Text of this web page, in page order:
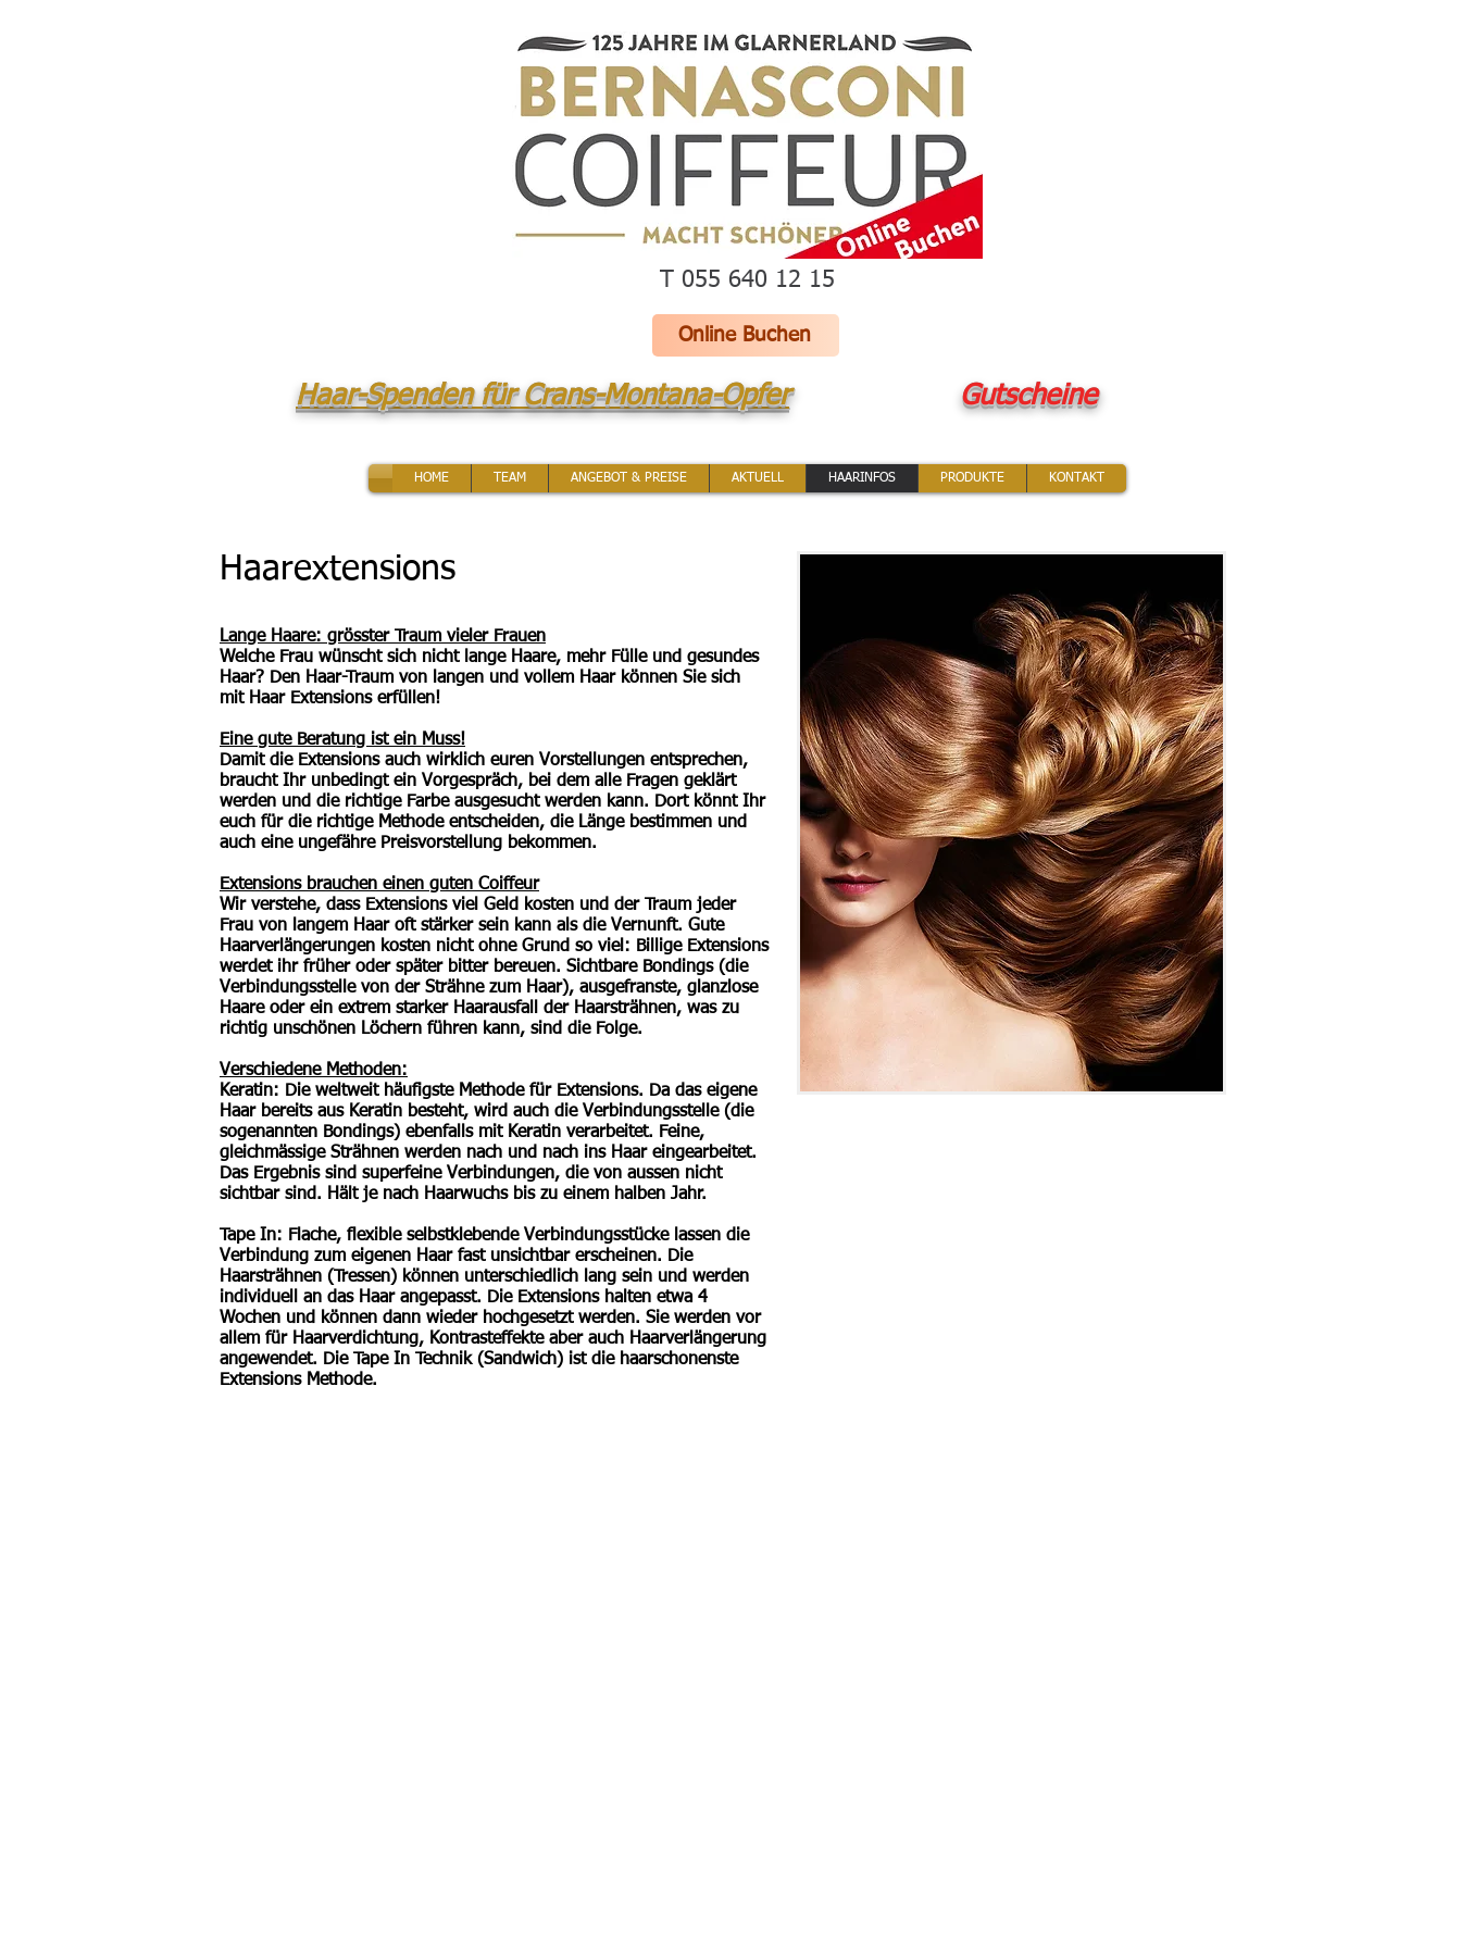
T 055 640 12 15
Online Buchen
Haar-Spenden für Crans-Montana-Opfer Gutscheine
HOME TEAM ANGEBOT & PREISE AKTUELL HAARINFOS PRODUKTE KONTAKT
Haarextensions
Lange Haare: grösster Traum vieler Frauen
Welche Frau wünscht sich nicht lange Haare, mehr Fülle und gesundes
Haar? Den Haar-Traum von langen und vollem Haar können Sie sich
mit Haar Extensions erfüllen!
Eine gute Beratung ist ein Muss!
Damit die Extensions auch wirklich euren Vorstellungen entsprechen,
braucht Ihr unbedingt ein Vorgespräch, bei dem alle Fragen geklärt
werden und die richtige Farbe ausgesucht werden kann. Dort könnt Ihr
euch für die richtige Methode entscheiden, die Länge bestimmen und
auch eine ungefähre Preisvorstellung bekommen.
Extensions brauchen einen guten Coiffeur
Wir verstehe, dass Extensions viel Geld kosten und der Traum jeder
Frau von langem Haar oft stärker sein kann als die Vernunft. Gute
Haarverlängerungen kosten nicht ohne Grund so viel : Billige Extensions
werdet ihr früher oder später bitter bereuen. Sichtbare Bondings (die
Verbindungsstelle von der Strähne zum Haar), ausgefranste, glanzlose
Haare oder ein extrem starker Haarausfall der Haarsträhnen, was zu
richtig unschönen Löchern führen kann, sind die Folge.
Verschiedene Methoden:
Keratin: Die weltweit häufigste Methode für Extensions. Da das eigene
Haar bereits aus Keratin besteht, wird auch die Verbindungsstelle (die
sogenannten Bondings) ebenfalls mit Keratin verarbeitet. Feine,
gleichmässige Strähnen werden nach und nach ins Haar eingearbeitet.
Das Ergebnis sind superfeine Verbindungen, die von aussen nicht
sichtbar sind. Hält je nach Haarwuchs bis zu einem halben Jahr.
Tape In: Flache, flexible selbstklebende Verbindungsstücke lassen die
Verbindung zum eigenen Haar fast unsichtbar erscheinen. Die
Haarsträhnen (Tressen) können unterschiedlich lang sein und werden
individuell an das Haar angepasst. Die Extensions halten etwa 4
Wochen und können dann wieder hochgesetzt werden. Sie werden vor
allem für Haarverdichtung, Kontrasteffekte aber auch Haarverlängerung
angewendet. Die Tape In Technik (Sandwich) ist die haarschonenste
Extensions Methode.